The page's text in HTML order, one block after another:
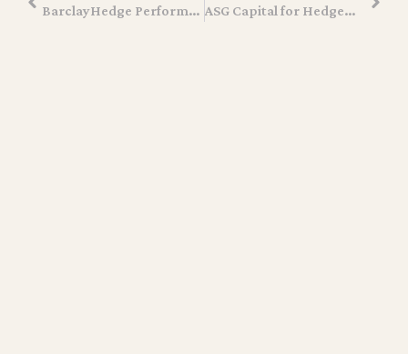
BarclayHedge Performance Award – ASG Dynamic Income Fund ASG Capital for Hedgeweek: Expert Insights on Income Strategies & Market Trends